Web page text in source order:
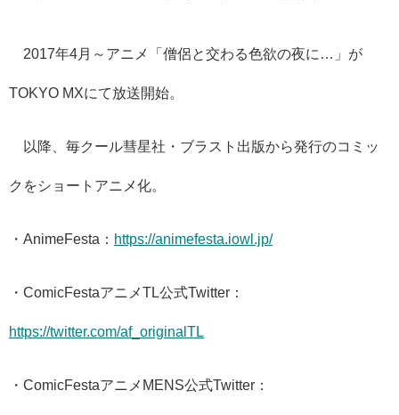
2017年4月～アニメ「僧侶と交わる色欲の夜に…」が
TOKYO MXにて放送開始。
以降、毎クール彗星社・ブラスト出版から発行のコミッ
クをショートアニメ化。
・AnimeFesta： https://animefesta.iowl.jp/
・ComicFestaアニメTL公式Twitter：
https://twitter.com/af_originalTL
・ComicFestaアニメMENS公式Twitter：